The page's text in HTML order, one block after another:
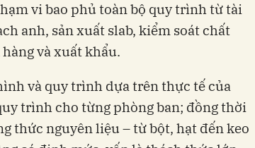
vi bao phủ toàn bộ quy trình từ tài
anh, sản xuất slab, kiểm soát chất
và xuất khẩu.
và quy trình dựa trên thực tế của
trình cho từng phòng ban; đồng thời
thức nguyên liệu – từ bột, hạt đến keo